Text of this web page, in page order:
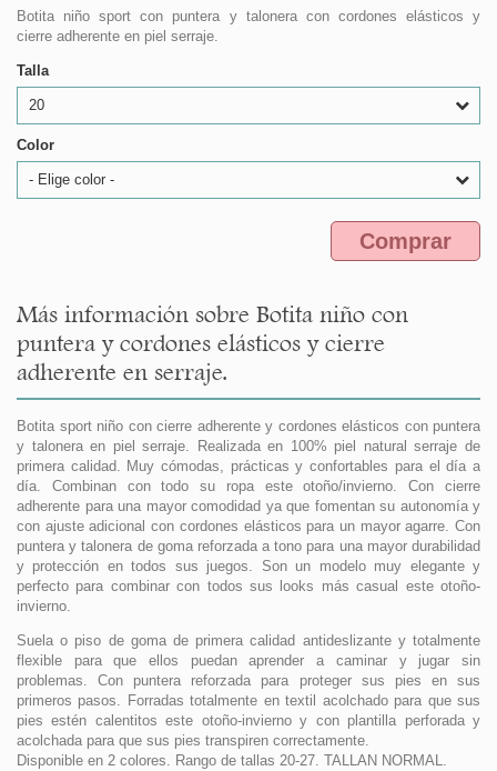
Botita niño sport con puntera y talonera con cordones elásticos y
cierre adherente en piel serraje.
Talla
20
Color
- Elige color -
Comprar
Más información sobre Botita niño con
puntera y cordones elásticos y cierre
adherente en serraje.
Botita sport niño con cierre adherente y cordones elásticos con puntera
y talonera en piel serraje. Realizada en 100% piel natural serraje de
primera calidad. Muy cómodas, prácticas y confortables para el día a
día. Combinan con todo su ropa este otoño/invierno. Con cierre
adherente para una mayor comodidad ya que fomentan su autonomía y
con ajuste adicional con cordones elásticos para un mayor agarre. Con
puntera y talonera de goma reforzada a tono para una mayor durabilidad
y protección en todos sus juegos. Son un modelo muy elegante y
perfecto para combinar con todos sus looks más casual este otoño-
invierno.
Suela o piso de goma de primera calidad antideslizante y totalmente
flexible para que ellos puedan aprender a caminar y jugar sin
problemas. Con puntera reforzada para proteger sus pies en sus
primeros pasos. Forradas totalmente en textil acolchado para que sus
pies estén calentitos este otoño-invierno y con plantilla perforada y
acolchada para que sus pies transpiren correctamente.
Disponible en 2 colores. Rango de tallas 20-27. TALLAN NORMAL.